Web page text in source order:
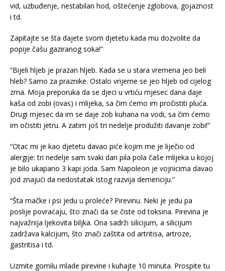
vid, uzbuđenje, nestabilan hod, oštećenje zglobova, gojaznost
i td.
Zapitajte se šta dajete svom djetetu kada mu dozvolite da
popije čašu gaziranog soka!”
“Bijeli hljeb je prazan hljeb. Kada se u stara vremena jeo beli
hleb? Samo za praznike. Ostalo vrijeme se jeo hljeb od cijelog
zrna. Moja preporuka da se djeci u vrtiću mjesec dana daje
kaša od zobi (ovas) i mlijeka, sa čim ćemo im pročistiti pluća.
Drugi mjesec da im se daje zob kuhana na vodi, sa čim ćemo
im očistiti jetru. A zatim još tri nedelje produžiti davanje zobi!”
“Otac mi je kao djetetu davao piće kojim me je liječio od
alergije: tri nedelje sam svaki dan pila pola čaše mlijeka u kojoj
je bilo ukapano 3 kapi joda. Sam Napoleon je vojnicima davao
jod znajući da nedostatak istog razvija demenciju.”
“Šta mačke i psi jedu u proleće? Pirevinu. Neki je jedu pa
poslije povraćaju, što znači da se čiste od toksina. Pirevina je
najvažnija ljekovita biljka. Ona sadrži silicijum, a silicijum
zadržava kalcijum, što znači zaštita od artritisa, artroze,
gastritisa i td.
Uzmite gomilu mlade pirevine i kuhajte 10 minuta. Prospite tu